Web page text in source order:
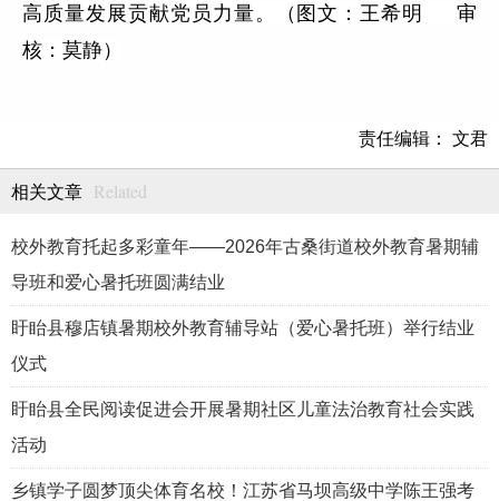
高质量发展贡献党员力量。（图文：王希明
审
核：莫静）
责任编辑： 文君
相关文章 Related
校外教育托起多彩童年——2026年古桑街道校外教育暑期辅
导班和爱心暑托班圆满结业
盱眙县穆店镇暑期校外教育辅导站（爱心暑托班）举行结业
仪式
盱眙县全民阅读促进会开展暑期社区儿童法治教育社会实践
活动
乡镇学子圆梦顶尖体育名校！江苏省马坝高级中学陈王强考